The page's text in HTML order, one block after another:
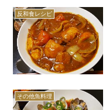
反和食レシピ
その他魚料理